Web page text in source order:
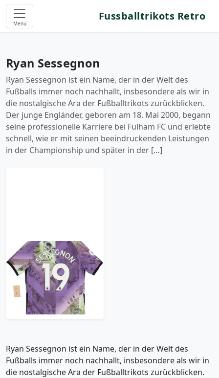
Menu
Fussballtrikots Retro
Ryan Sessegnon
Ryan Sessegnon ist ein Name, der in der Welt des
Fußballs immer noch nachhallt, insbesondere als wir in
die nostalgische Ära der Fußballtrikots zurückblicken.
Der junge Engländer, geboren am 18. Mai 2000, begann
seine professionelle Karriere bei Fulham FC und erlebte
schnell, wie er mit seinen beeindruckenden Leistungen
in der Championship und später in der […]
2021-22 Tottenham
Third Shirt Sessegnon
#19 (M)
107.99£ · ca. €127
Trikot kaufen
Ryan Sessegnon ist ein Name, der in der Welt des
Fußballs immer noch nachhallt, insbesondere als wir in
die nostalgische Ära der Fußballtrikots zurückblicken.